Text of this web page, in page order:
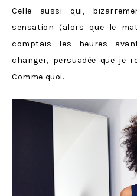
Celle aussi qui,
sensation (alors que le
comptais les heures
changer, persuadée que je
Comme quoi.